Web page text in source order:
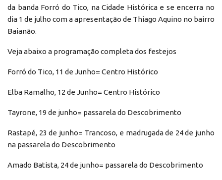
da banda Forró do Tico, na Cidade Histórica e se encerra no
dia 1 de julho com a apresentação de Thiago Aquino no bairro
Baianão.
Veja abaixo a programação completa dos festejos
Forró do Tico, 11 de Junho= Centro Histórico
Elba Ramalho, 12 de Junho= Centro Histórico
Tayrone, 19 de junho= passarela do Descobrimento
Rastapé, 23 de junho= Trancoso, e madrugada de 24 de junho
na passarela do Descobrimento
Amado Batista, 24 de junho= passarela do Descobrimento